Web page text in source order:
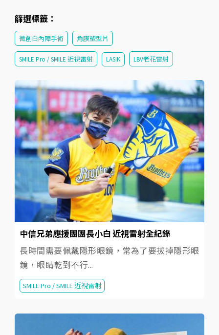
篩選標籤：
微創白內障手術 角膜塑型片
SMILE Pro / SMILE 近視雷射 LASIK LBV老花雷射
中信兄弟應援團團長小白 近視雷射全紀錄
長時間需要佩戴隱形眼鏡，常為了要拔掉隱形眼
鏡，眼睛乾到不行...
SMILE Pro / SMILE 近視雷射